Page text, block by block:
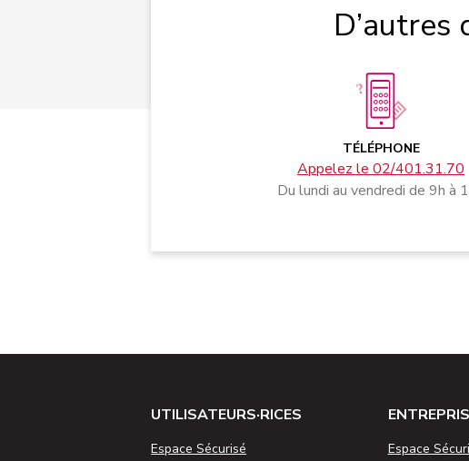
D’autres
TÉLÉPHONE
Appelez le 02/401.31.70
Du lundi au vendredi de 9h à
UTILISATEURS·RICES
Espace Sécurisé
Espace